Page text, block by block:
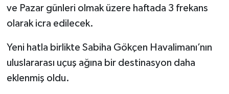
ve Pazar günleri olmak üzere haftada 3 frekans
olarak icra edilecek.
Yeni hatla birlikte Sabiha Gökçen Havalimanı’nın
uluslararası uçuş ağına bir destinasyon daha
eklenmiş oldu.